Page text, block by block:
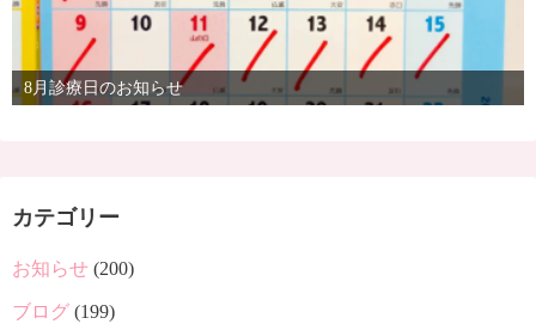
8月診療日のお知らせ
カテゴリー
お知らせ (200)
ブログ (199)